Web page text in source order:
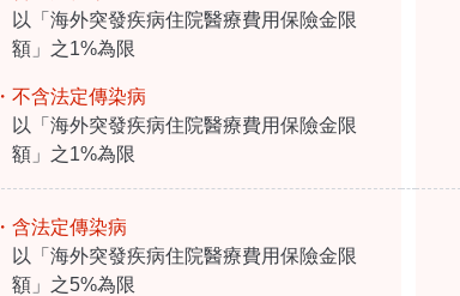
以「海外突發疾病住院醫療費用保險金限
額」之1%為限
・不含法定傳染病
以「海外突發疾病住院醫療費用保險金限
額」之1%為限
・含法定傳染病
以「海外突發疾病住院醫療費用保險金限
額」之5%為限